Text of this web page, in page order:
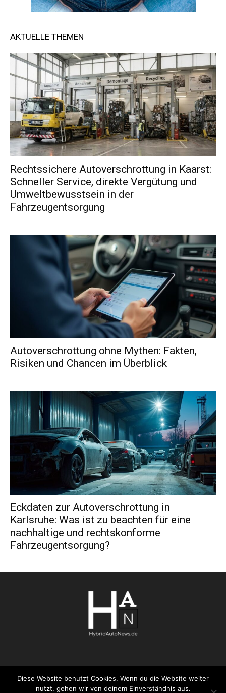
AKTUELLE THEMEN
Rechtssichere Autoverschrottung in Kaarst:
Schneller Service, direkte Vergütung und
Umweltbewusstsein in der
Fahrzeugentsorgung
Autoverschrottung ohne Mythen: Fakten,
Risiken und Chancen im Überblick
Eckdaten zur Autoverschrottung in
Karlsruhe: Was ist zu beachten für eine
nachhaltige und rechtskonforme
Fahrzeugentsorgung?
AGB Datenschutzerklärung FAQ Kontakt
Impressum
Pressemitteilung veröffentlichen
Diese Website benutzt Cookies. Wenn du die Website weiter
nutzt, gehen wir von deinem Einverständnis aus.